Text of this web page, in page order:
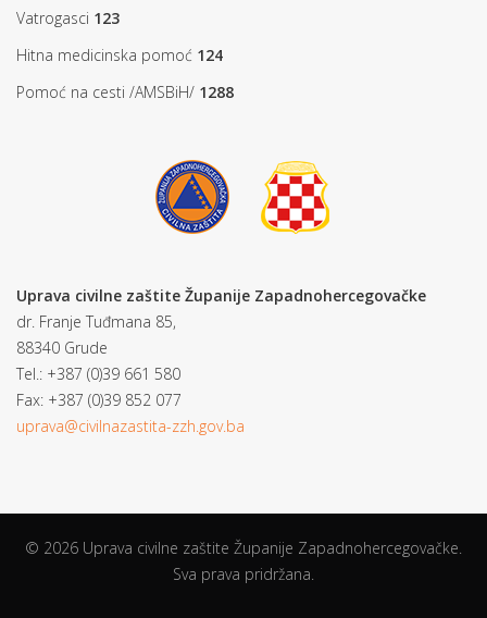
Vatrogasci 123
Hitna medicinska pomoć 124
Pomoć na cesti /AMSBiH/ 1288
Uprava civilne zaštite Županije Zapadnohercegovačke
dr. Franje Tuđmana 85,
88340 Grude
Tel.: +387 (0)39 661 580
Fax: +387 (0)39 852 077
uprava@civilnazastita-zzh.gov.ba
© 2026 Uprava civilne zaštite Županije Zapadnohercegovačke.
Sva prava pridržana.